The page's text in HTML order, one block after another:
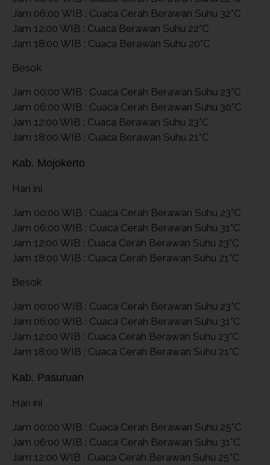
Jam 06:00 WIB : Cuaca Cerah Berawan Suhu 32°C
Jam 12:00 WIB : Cuaca Berawan Suhu 22°C
Jam 18:00 WIB : Cuaca Berawan Suhu 20°C
Besok
Jam 00:00 WIB : Cuaca Cerah Berawan Suhu 23°C
Jam 06:00 WIB : Cuaca Cerah Berawan Suhu 30°C
Jam 12:00 WIB : Cuaca Berawan Suhu 23°C
Jam 18:00 WIB : Cuaca Berawan Suhu 21°C
Kab. Mojokerto
Hari ini
Jam 00:00 WIB : Cuaca Cerah Berawan Suhu 23°C
Jam 06:00 WIB : Cuaca Cerah Berawan Suhu 31°C
Jam 12:00 WIB : Cuaca Cerah Berawan Suhu 23°C
Jam 18:00 WIB : Cuaca Cerah Berawan Suhu 21°C
Besok
Jam 00:00 WIB : Cuaca Cerah Berawan Suhu 23°C
Jam 06:00 WIB : Cuaca Cerah Berawan Suhu 31°C
Jam 12:00 WIB : Cuaca Cerah Berawan Suhu 23°C
Jam 18:00 WIB : Cuaca Cerah Berawan Suhu 21°C
Kab. Pasuruan
Hari ini
Jam 00:00 WIB : Cuaca Cerah Berawan Suhu 25°C
Jam 06:00 WIB : Cuaca Cerah Berawan Suhu 31°C
Jam 12:00 WIB : Cuaca Cerah Berawan Suhu 25°C